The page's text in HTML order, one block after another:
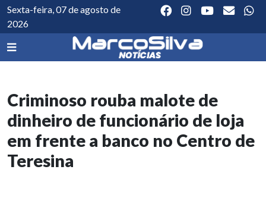
Sexta-feira, 07 de agosto de
2026
Criminoso rouba malote de
dinheiro de funcionário de loja
em frente a banco no Centro de
Teresina